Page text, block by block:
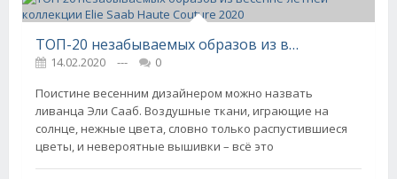
ТОП-20 незабываемых образов из весенне-летней коллекции Elie Saab Haute Couture 2020
14.02.2020 ---
0
Поистине весенним дизайнером можно назвать
ливанца Эли Сааб. Воздушные ткани, играющие на
солнце, нежные цвета, словно только распустившиеся
цветы, и невероятные вышивки – всё это